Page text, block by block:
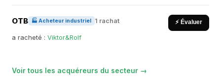
OTB 🏭 Acheteur industriel 1 rachat ⚡ Évaluer
a racheté : Viktor&Rolf
Voir tous les acquéreurs du secteur →